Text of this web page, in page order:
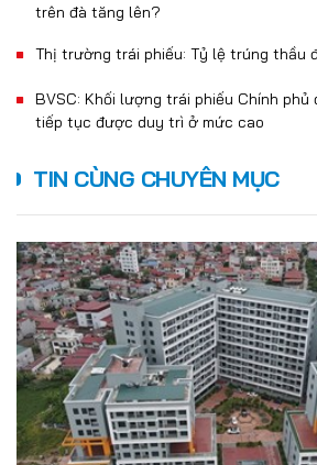
trên đà tăng lên?
Thị trường trái phiếu: Tỷ lệ trúng thầu
BVSC: Khối lượng trái phiếu Chính
tiếp tục được duy trì ở mức cao
TIN CÙNG CHUYÊN MỤC